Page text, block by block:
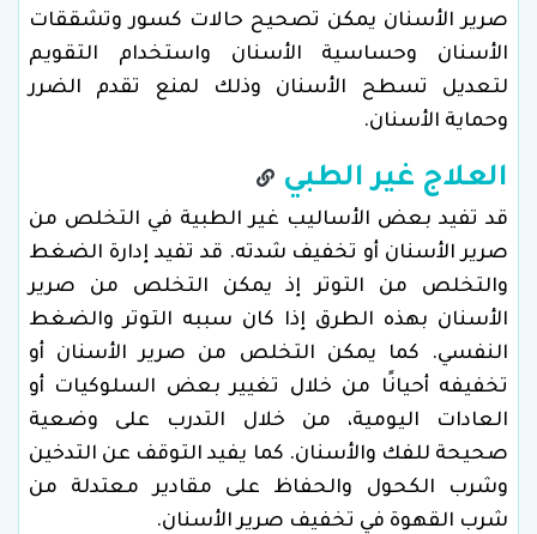
صرير الأسنان يمكن تصحيح حالات كسور وتشققات
الأسنان وحساسية الأسنان واستخدام التقويم
لتعديل تسطح الأسنان وذلك لمنع تقدم الضرر
وحماية الأسنان.
العلاج غير الطبي
قد تفيد بعض الأساليب غير الطبية في التخلص من
صرير الأسنان أو تخفيف شدته. قد تفيد إدارة الضغط
والتخلص من التوتر إذ يمكن التخلص من صرير
الأسنان بهذه الطرق إذا كان سببه التوتر والضغط
النفسي. كما يمكن التخلص من صرير الأسنان أو
تخفيفه أحيانًا من خلال تغيير بعض السلوكيات أو
العادات اليومية، من خلال التدرب على وضعية
صحيحة للفك والأسنان. كما يفيد التوقف عن التدخين
وشرب الكحول والحفاظ على مقادير معتدلة من
شرب القهوة في تخفيف صرير الأسنان.